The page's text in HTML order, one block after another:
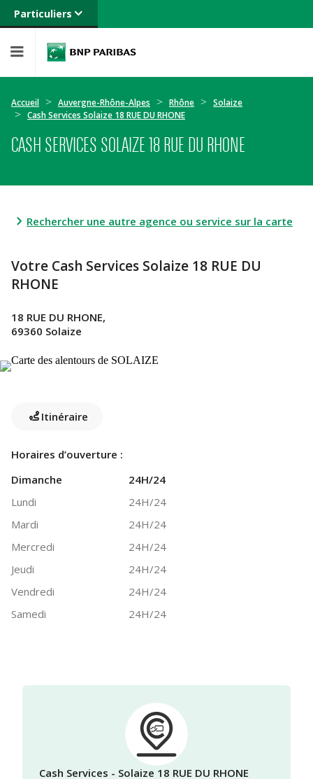
Particuliers
Banque privée
Entreprises
Accueil Auvergne-Rhône-Alpes Rhône
Solaize
Cash Services Solaize 18 RUE DU RHONE
CASH SERVICES SOLAIZE 18 RUE DU RHONE
Rechercher une autre agence ou service sur la carte
Votre Cash Services Solaize 18 RUE DU
RHONE
18 RUE DU RHONE,
69360 Solaize
Itinéraire
Horaires d’ouverture :
Dimanche
24H/24
Lundi
24H/24
Mardi
24H/24
Mercredi
24H/24
Jeudi
24H/24
Vendredi
24H/24
Samedi
24H/24
Cash Services - Solaize 18 RUE DU RHONE